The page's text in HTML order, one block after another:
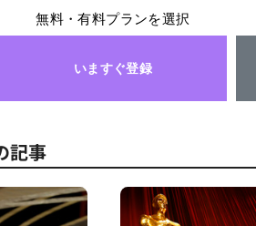
無料・有料プランを選択
いますぐ登録
記事